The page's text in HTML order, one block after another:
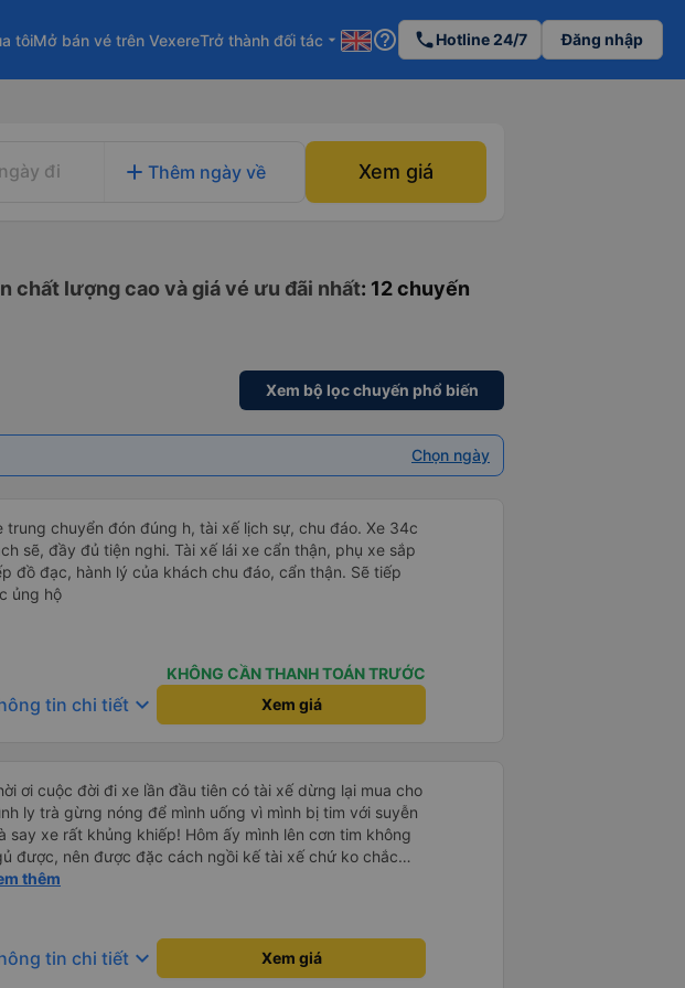
tôiMở bán vé trên VexereTrở thành đối tác arrow_drop_down help_outline phoneHotline 24/7 Đăng nhập
đi add Thêm ngày về Xem giá
chất lượng cao và giá vé ưu đãi nhất: 12 chuyến
Xem bộ lọc chuyến phổ biến
Chọn ngày
trung chuyển đón đúng h, tài xế lịch sự, chu đáo. Xe 34c
sẽ, đầy đủ tiện nghi. Tài xế lái xe cẩn thận, phụ xe sắp
đồ đạc, hành lý của khách chu đáo, cẩn thận. Sẽ tiếp
ủng hộ
KHÔNG CẦN THANH TOÁN TRƯỚC
tin chi tiết keyboard_arrow_down Xem giá
ơi cuộc đời đi xe lần đầu tiên có tài xế dừng lại mua cho
ly trà gừng nóng để mình uống vì mình bị tim với suyễn
say xe rất khủng khiếp! Hôm ấy mình lên cơn tim không
được, nên được đặc cách ngồi kế tài xế chứ ko chắc
xỉu thiệt. Chú Tánh thì nhường chỗ cho mình ngồi còn
Tánh xe dalat ơi biển số 50F 022.81 chiều về từ Dalat về
ngày 13/10/2024 lúc 10:30 tối nha. Mình hỏi cả gia
thêm
tin chi tiết keyboard_arrow_down Xem giá